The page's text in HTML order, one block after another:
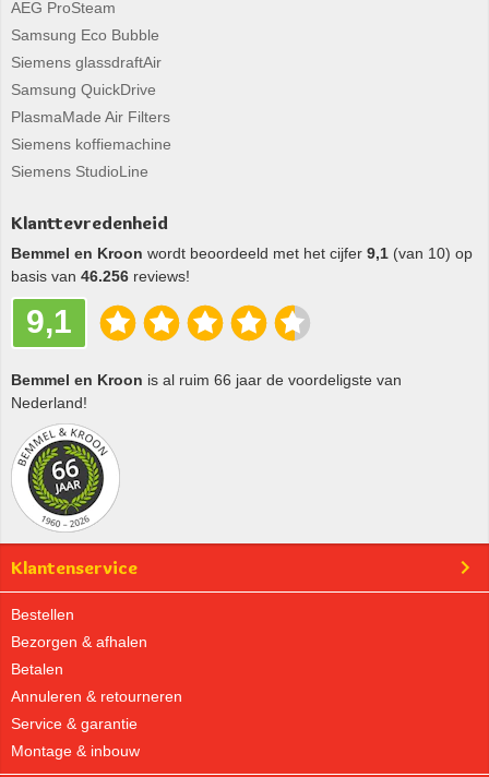
AEG ProSteam
Samsung Eco Bubble
Siemens glassdraftAir
Samsung QuickDrive
PlasmaMade Air Filters
Siemens koffiemachine
Siemens StudioLine
Klanttevredenheid
Bemmel en Kroon wordt beoordeeld met het cijfer 9,1 (van 10) op
basis van 46.256 reviews!
9,1
Bemmel en Kroon is al ruim 66 jaar de voordeligste van
Nederland!
Klantenservice
Bestellen
Bezorgen & afhalen
Betalen
Annuleren & retourneren
Service & garantie
Montage & inbouw